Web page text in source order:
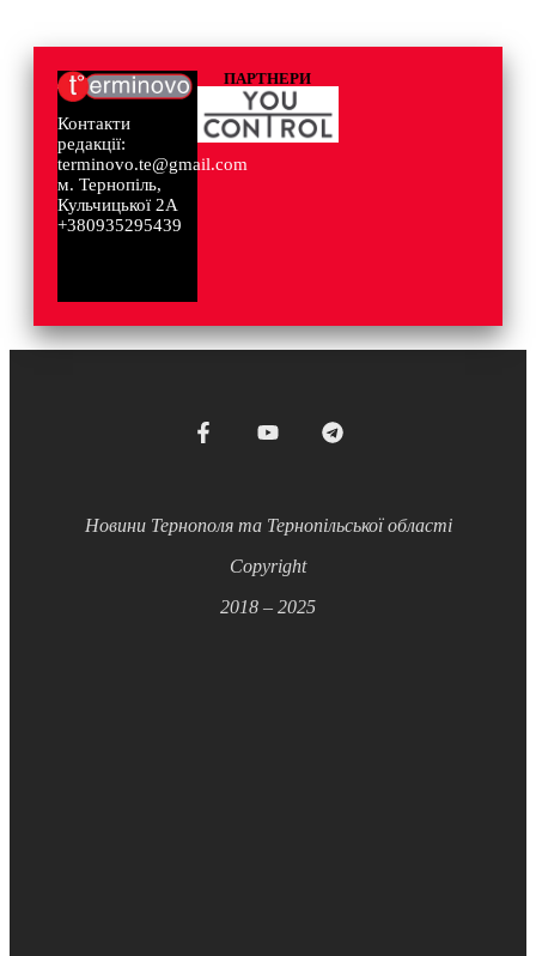
Контакти
редакції:
terminovo.te@gmail.com
м. Тернопіль,
Кульчицької 2А
+380935295439
ПАРТНЕРИ
Новини Тернополя та Тернопільської області
Copyright
2018 – 2025